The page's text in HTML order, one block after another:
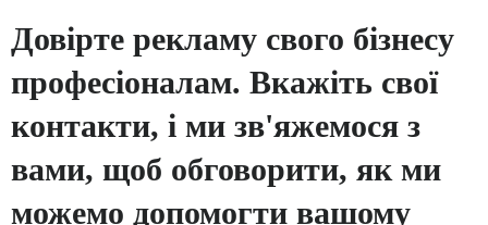
Довірте рекламу свого бізнесу
професіоналам. Вкажіть свої
контакти, і ми зв'яжемося з
вами, щоб обговорити, як ми
можемо допомогти вашому